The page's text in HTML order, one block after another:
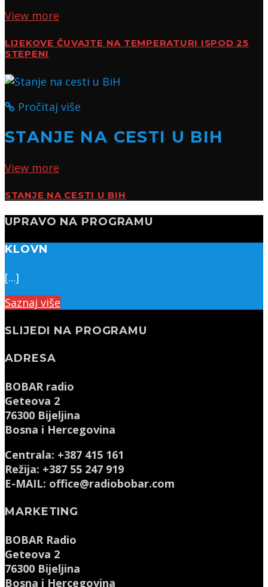
View more
LIJEKOVE ČUVAJTE NA TEMPERATURI ISPOD 25
STEPENI
Pročitaj više
STANJE NA CESTI U BIH
View more
STANJE NA CESTI U BIH
UPRAVO NA PROGRAMU
KLOVN
[...]
Saznaj više
SLIJEDI NA PROGRAMU
ADRESA
BOBAR radio
Geteova 2
76300 Bijeljina
Bosna i Hercegovina
Centrala: +387 415 161
Režija: +387 55 247 919
E-MAIL: office@radiobobar.com
MARKETING
BOBAR Radio
Geteova 2
76300 Bijeljina
Bosna i Hercegovina